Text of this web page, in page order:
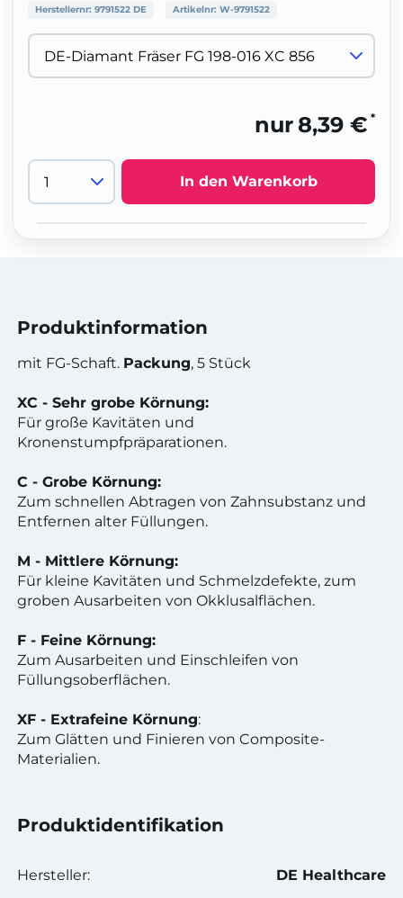
Herstellernr: 9791522 DE Artikelnr: W-9791522
nur 8,39 € *
In den Warenkorb
Produktinformation
mit FG-Schaft. Packung, 5 Stück
XC - Sehr grobe Körnung:
Für große Kavitäten und
Kronenstumpfpräparationen.
C - Grobe Körnung:
Zum schnellen Abtragen von Zahnsubstanz und
Entfernen alter Füllungen.
M - Mittlere Körnung:
Für kleine Kavitäten und Schmelzdefekte, zum
groben Ausarbeiten von Okklusalflächen.
F - Feine Körnung:
Zum Ausarbeiten und Einschleifen von
Füllungsoberflächen.
XF - Extrafeine Körnung:
Zum Glätten und Finieren von Composite-
Materialien.
Produktidentifikation
Hersteller: DE Healthcare